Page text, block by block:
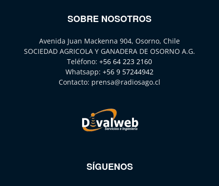
SOBRE NOSOTROS
Avenida Juan Mackenna 904, Osorno, Chile
SOCIEDAD AGRICOLA Y GANADERA DE OSORNO A.G.
Teléfono: +56 64 223 2160
Whatsapp: +56 9 57244942
Contacto: prensa@radiosago.cl
SÍGUENOS